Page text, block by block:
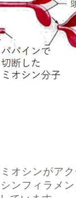
オシンがア
ンフィラメ